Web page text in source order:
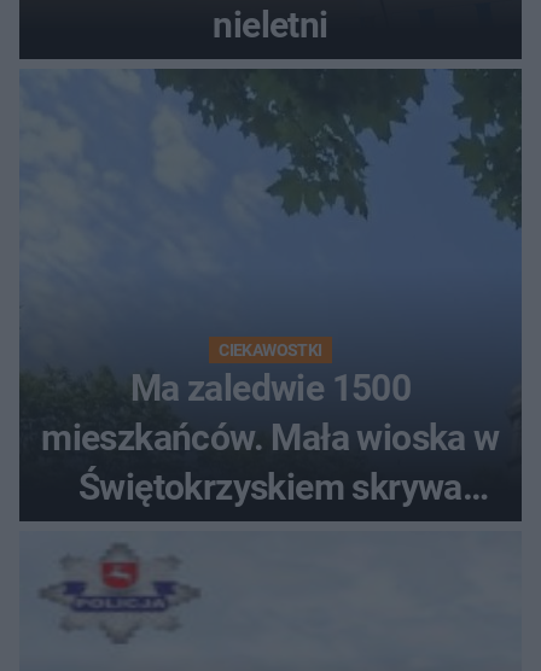
nieletni
CIEKAWOSTKI
Ma zaledwie 1500
mieszkańców. Mała wioska w
Świętokrzyskiem skrywa
zabytki, bywał tu nawet król